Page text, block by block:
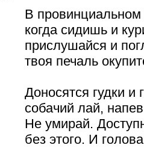
В
когда сидишь и
прислушайся и
твоя печаль
Доносятся гудки и
собачий лай,
Не умирай.
без этого. И